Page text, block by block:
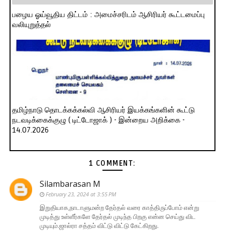
பழைய ஓய்வூதிய திட்டம் : அமைச்சரிடம் ஆசிரியர் கூட்டமைப்பு
வலியுறுத்தல்
தமிழ்நாடு தொடக்கக்கல்வி ஆசிரியர் இயக்கங்களின் கூட்டு
நடவடிக்கைக்குழு ( டிட்டோஜாக் ) - இன்றைய அறிக்கை -
14.07.2026
1 COMMENT:
Silambarasan M
February 23, 2024 at 3:55 PM
இறுதியாக,நாடாளுமன்ற தேர்தல் வரை காத்திருப்போம் என்று
முடித்து உள்ளீர்களே தேர்தல் முடிந்த பிறகு என்ன செய்து விட
முடியும்.ஜால்ரா சத்தம் விட்டு விட்டு கேட்கிறது.